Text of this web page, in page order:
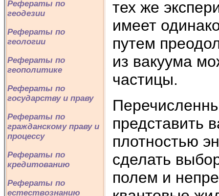
Рефераты по
геодезии
Рефераты по
геологии
Рефераты по
геополитике
Рефераты по
государству и праву
Рефераты по
гражданскому праву и
процессу
Рефераты по
кредитованию
Рефераты по
естествознанию
тех же
имеет
путем
из вакуума
частицы.
представить
плотностью
сделать
полем и